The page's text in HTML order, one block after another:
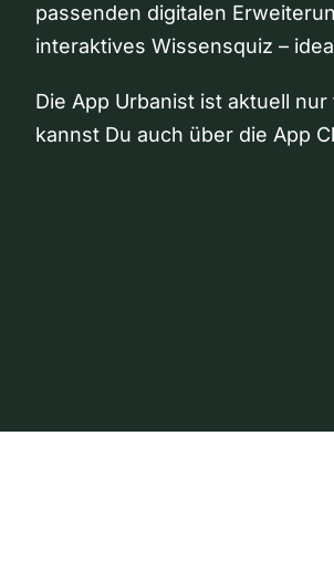
passenden digitalen
interaktives Wissensquiz –
Die App Urbanist ist aktuell
kannst Du auch über die App